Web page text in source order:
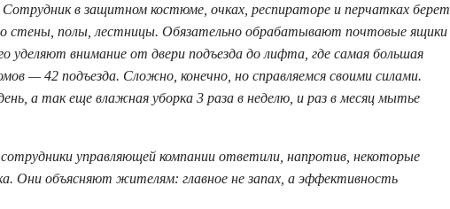
в защитном костюме, очках, респираторе и перчатках берет
стены, полы, лестницы. Обязательно обрабатывают почтовые ящики
внимание от двери подъезда до лифта, где самая большая
— 42 подъезда. Сложно, конечно, но справляемся своими силами.
а так еще влажная уборка 3 раза в неделю, и раз в месяц мытье
управляющей компании ответили, напротив, некоторые
Они объясняют жителям: главное не запах, а эффективность